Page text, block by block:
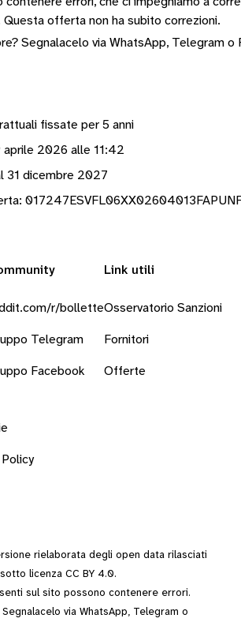
Questa offerta non ha subito correzioni.
Segnalacelo via WhatsApp, Telegram o
fissate per 5 anni
aprile 2026 alle 11:42
31 dicembre 2027
r/bollette
Telegram
Facebook
Link utili
Osservatorio Sanzioni
Fornitori
Offerte
rielaborata degli open data rilasciati
sotto licenza CC BY 4.0.
sul sito possono contenere errori.
via WhatsApp, Telegram o